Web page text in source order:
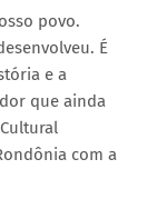
povo.
É
e a
que ainda
com a